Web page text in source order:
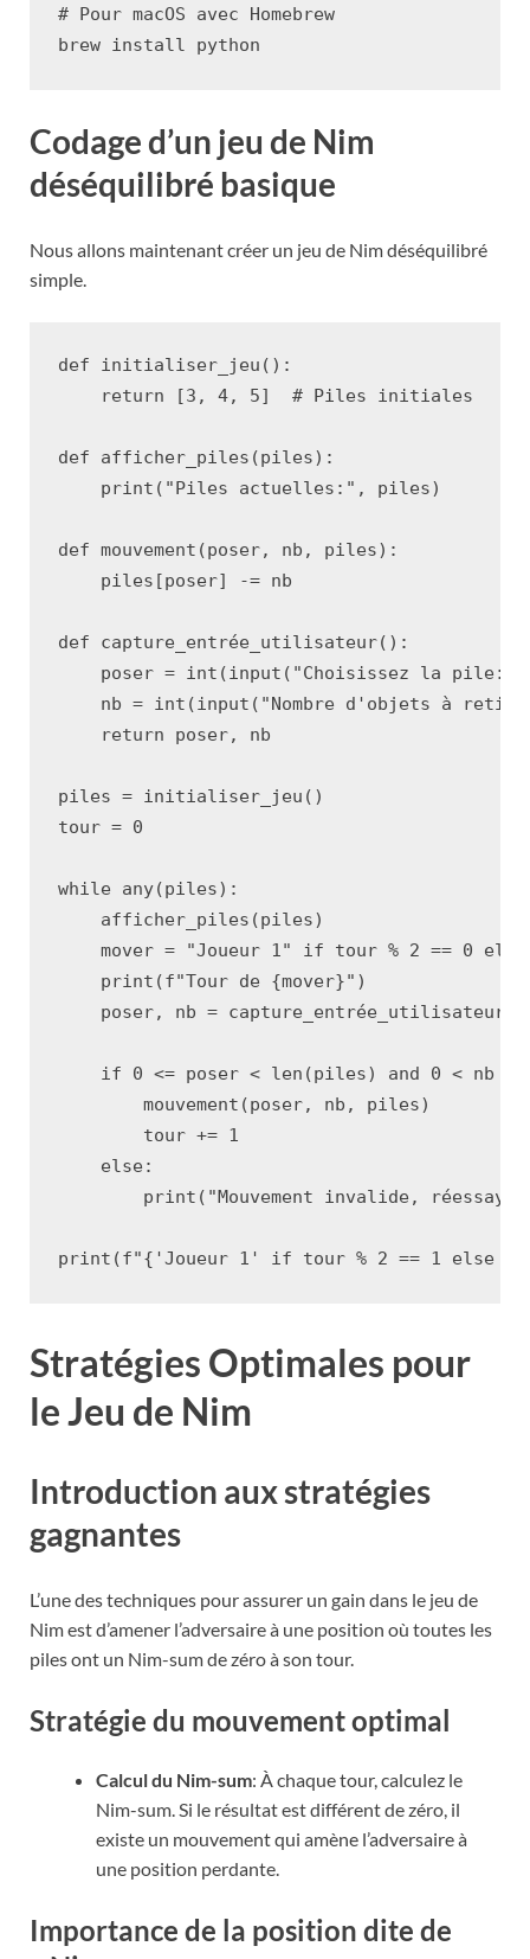
# Pour macOS avec Homebrew
brew install
Codage d’un jeu de Nim
déséquilibré basique
Nous allons maintenant créer un jeu de Nim déséquilibré
simple.
def initialiser_jeu ():
return
[3 , 4, 5] # Piles initiales
def afficher_piles (piles):
print ( "Piles actuelles:" , piles)
def mouvement (poser, nb , piles):
piles [poser] -= nb
def capture_entrée_utilisateur():
poser = int (input ( "Choisissez la pile: "
nb = int (input ( "Nombre d'objets à
return
poser, nb
piles = initialiser_jeu ()
tour = 0
while any(piles):
afficher_piles (piles)
mover = "Joueur 1" if tour % 2 == 0
else
print (f"Tour de {mover}" )
poser, nb = capture_entrée_utilisateur
if 0 <= poser < len (piles) and 0 < nb
mouvement (poser, nb , piles)
tour += 1
else :
print ( "Mouvement invalide,
print (f"{ 'Joueur 1' if tour % 2 == 1 else
Stratégies Optimales pour
le Jeu de Nim
Introduction aux stratégies
gagnantes
L’une des techniques pour assurer un gain dans le jeu de
Nim est d’amener l’adversaire à une position où toutes les
piles ont un Nim-sum de zéro à son tour.
Stratégie du mouvement optimal
Calcul du Nim-sum: À chaque tour, calculez le
Nim-sum. Si le résultat est différent de zéro, il
existe un mouvement qui amène l’adversaire à
une position perdante.
Importance de la position dite de